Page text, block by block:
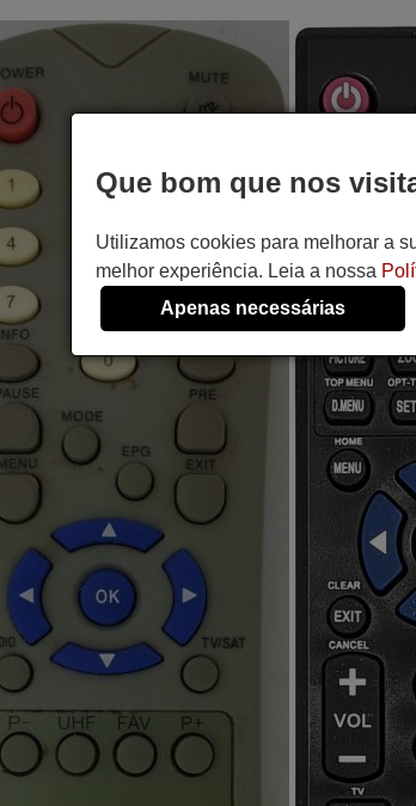
Que bom que nos
Utilizamos cookies para melhorar a
melhor experiência. Leia a nossa
Apenas necessárias